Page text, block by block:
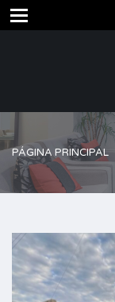
PÁGINA PRINCIPAL